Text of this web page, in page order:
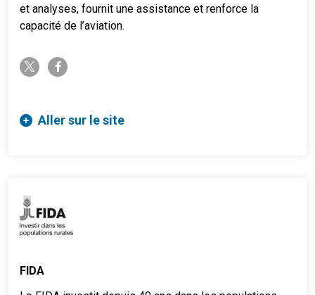
et analyses, fournit une assistance et renforce la
capacité de l’aviation.
twitter-x facebook-f
Aller sur le site
FIDA